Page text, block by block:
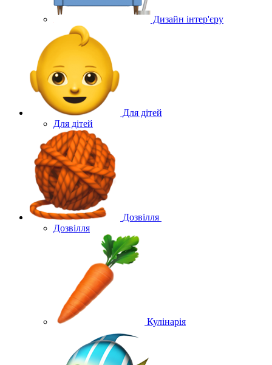
Дизайн інтер'єру
Для дітей
Для дітей
Дозвілля
Дозвілля
Кулінарія